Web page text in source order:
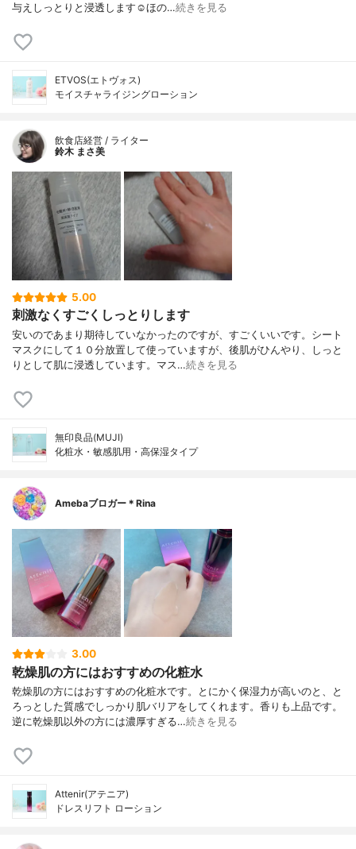
与えしっとりと浸透します☺︎ほの…続きを見る
ETVOS(エトヴォス)
モイスチャライジングローション
飲食店経営 / ライター
鈴木 まさ美
5.00
刺激なくすごくしっとりします
安いのであまり期待していなかったのですが、すごくいいです。シート
マスクにして１０分放置して使っていますが、後肌がひんやり、しっと
りとして肌に浸透しています。マス…続きを見る
無印良品(MUJI)
化粧水・敏感肌用・高保湿タイプ
Amebaブロガー＊Rina
3.00
乾燥肌の方にはおすすめの化粧水
乾燥肌の方にはおすすめの化粧水です。とにかく保湿力が高いのと、と
ろっとした質感でしっかり肌バリアをしてくれます。香りも上品です。
逆に乾燥肌以外の方には濃厚すぎる…続きを見る
Attenir(アテニア)
ドレスリフト ローション